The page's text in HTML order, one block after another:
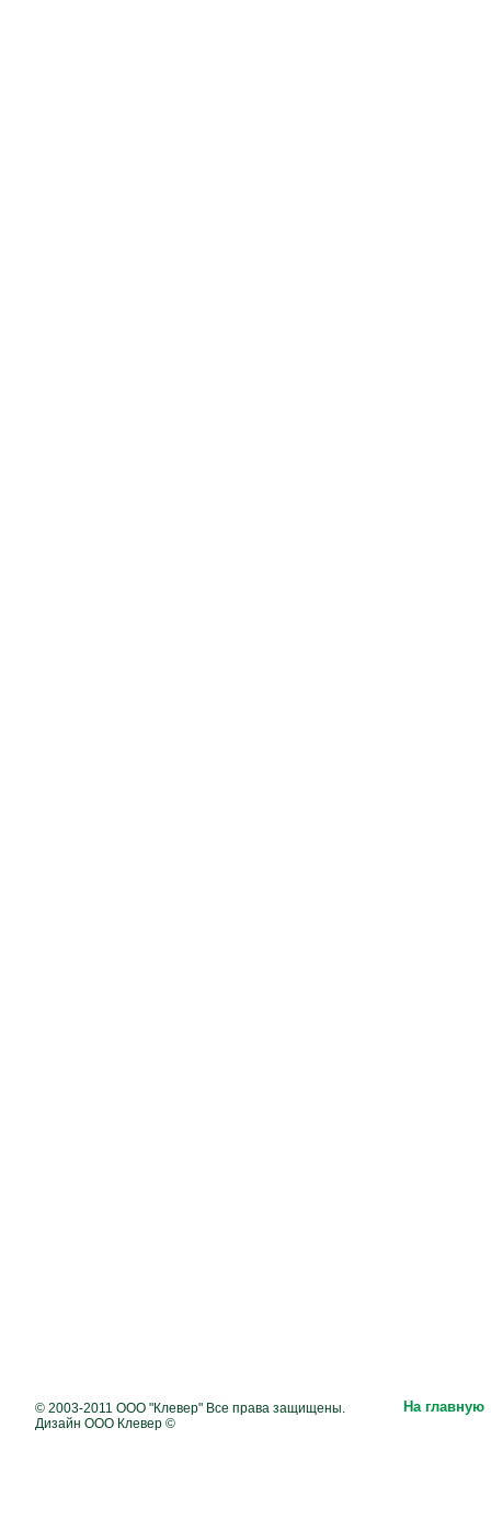
© 2003-2011 ООО "Клевер" Все права защищены.
Дизайн ООО Клевер ©
На главную